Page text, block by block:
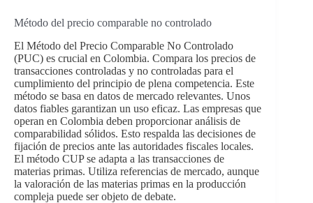
Método del precio comparable no controlado
El Método del Precio Comparable No Controlado
(PUC) es crucial en Colombia. Compara los precios de
transacciones controladas y no controladas para el
cumplimiento del principio de plena competencia. Este
método se basa en datos de mercado relevantes. Unos
datos fiables garantizan un uso eficaz. Las empresas que
operan en Colombia deben proporcionar análisis de
comparabilidad sólidos. Esto respalda las decisiones de
fijación de precios ante las autoridades fiscales locales.
El método CUP se adapta a las transacciones de
materias primas. Utiliza referencias de mercado, aunque
la valoración de las materias primas en la producción
compleja puede ser objeto de debate.